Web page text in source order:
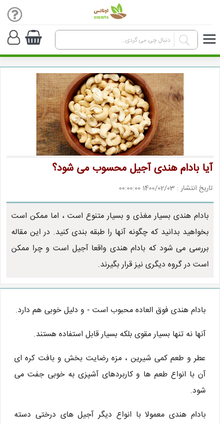
آیا بادام هندی آجیل محسوب می شود؟
تاریخ انتشار : 1400/02/03 00:00:00
بادام هندی بسیار مغذی و بسیار متنوع است ، اما ممکن است
بخواهید بدانید که چگونه آنها را طبقه بندی کنید. در این مقاله
بررسی می شود که بادام هندی واقعا آجیل است و چرا ممکن
است در گروه دیگری نیز قرار بگیرند.
بادام هندی فوق العاده محبوب است - و دلیل خوبی هم دارد.
آنها نه تنها بسیار مقوی بلکه بسیار قابل استفاده هستند.
عطر و طعم کمی شیرین ، مزه رضایت بخش و بافت کره ای
آن با انواع طعم ها و کاربردهای آشپزی به خوبی جفت می
شود.
بادام هندی معمولا با انواع دیگر آجیل های درختی دسته